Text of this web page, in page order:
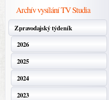
Archív vysílání TV Studia
Zpravodajský týdeník
2026
2025
2024
2023